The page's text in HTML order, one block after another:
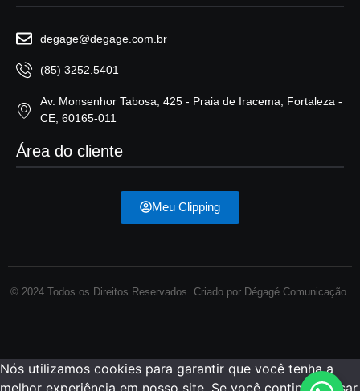
degage@degage.com.br
(85) 3252.5401
Av. Monsenhor Tabosa, 425 - Praia de Iracema, Fortaleza -
CE, 60165-011
Área do cliente
Meu Clipping
© 2024 Todos os Direitos Reservados. Criado por Dégagé Comunicação.
Nós utilizamos cookies para garantir que você tenha a